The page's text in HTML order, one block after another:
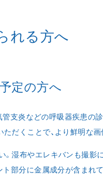
れる方へ
定の方へ
管支炎などの呼吸器疾患の
だくことで、より鮮明な画
湿布やエレキバンも撮影
部分に金属成分が含まれ
頂くことでご
問診をご入
せん。
の
だ